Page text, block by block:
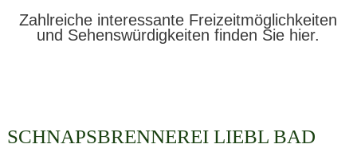
Zahlreiche interessante Freizeitmöglichkeiten
und Sehenswürdigkeiten finden Sie hier.
SCHNAPSBRENNEREI LIEBL BAD